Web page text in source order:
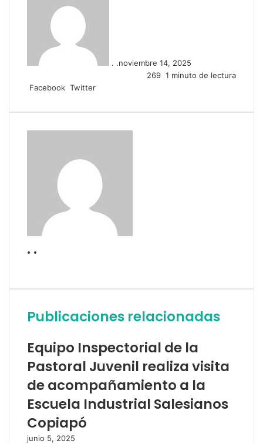
. .noviembre 14, 2025
269 1 minuto de lectura
Facebook Twitter
correo
. .
Publicaciones relacionadas
Equipo Inspectorial de la
Pastoral Juvenil realiza visita
de acompañamiento a la
Escuela Industrial Salesianos
Copiapó
junio 5, 2025